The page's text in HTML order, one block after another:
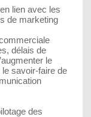
lien avec les
de marketing
délais de
le
le savoir-faire de
des